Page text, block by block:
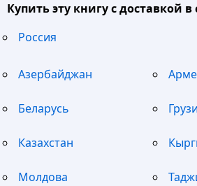
Купить эту книгу с доставкой в
Россия
Азербайджан
Беларусь
Казахстан
Молдова